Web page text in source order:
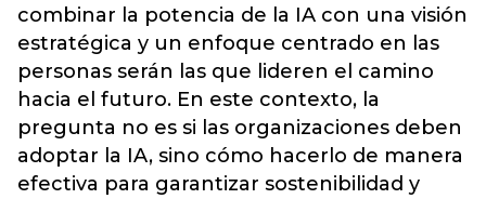
combinar la potencia de la IA con una visión
estratégica y un enfoque centrado en las
personas serán las que lideren el camino
hacia el futuro. En este contexto, la
pregunta no es si las organizaciones deben
adoptar la IA, sino cómo hacerlo de manera
efectiva para garantizar sostenibilidad y